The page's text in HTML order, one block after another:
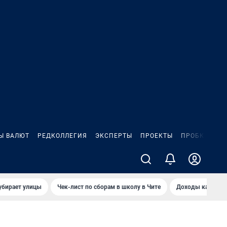
ВАЛЮТ РЕДКОЛЛЕГИЯ ЭКСПЕРТЫ ПРОЕКТЫ ПРОБКИ
улицы Чек-лист по сборам в школу в Чите Доходы